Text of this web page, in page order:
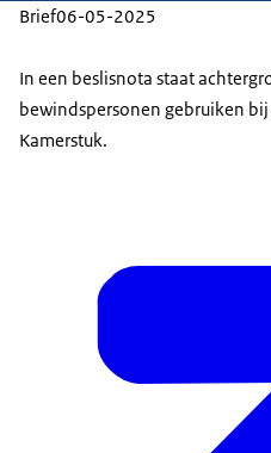
Brief06-05-2025
In een beslisnota staat
bewindspersonen gebruiken
Kamerstuk.